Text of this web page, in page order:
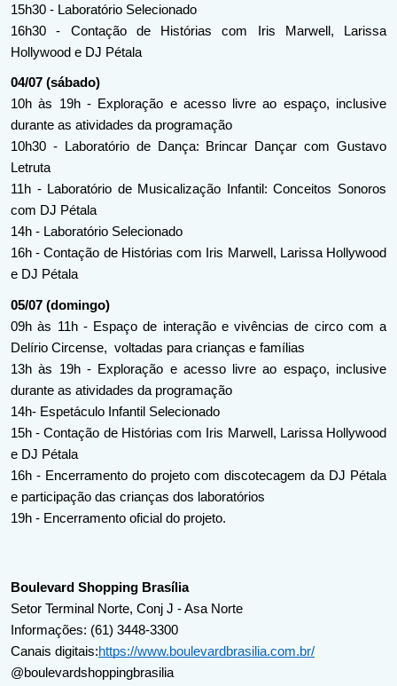
15h30 - Laboratório Selecionado
16h30 - Contação de Histórias com Iris Marwell, Larissa
Hollywood e DJ Pétala
04/07 (sábado)
10h às 19h - Exploração e acesso livre ao espaço, inclusive
durante as atividades da programação
10h30 - Laboratório de Dança: Brincar Dançar com Gustavo
Letruta
11h - Laboratório de Musicalização Infantil: Conceitos Sonoros
com DJ Pétala
14h - Laboratório Selecionado
16h - Contação de Histórias com Iris Marwell, Larissa Hollywood
e DJ Pétala
05/07 (domingo)
09h às 11h - Espaço de interação e vivências de circo com a
Delírio Circense,  voltadas para crianças e famílias
13h às 19h - Exploração e acesso livre ao espaço, inclusive
durante as atividades da programação
14h- Espetáculo Infantil Selecionado
15h - Contação de Histórias com Iris Marwell, Larissa Hollywood
e DJ Pétala
16h - Encerramento do projeto com discotecagem da DJ Pétala
e participação das crianças dos laboratórios
19h - Encerramento oficial do projeto.
Boulevard Shopping Brasília
Setor Terminal Norte, Conj J - Asa Norte
Informações: (61) 3448-3300
Canais digitais:https://www.boulevardbrasilia.com.br/
@boulevardshoppingbrasilia